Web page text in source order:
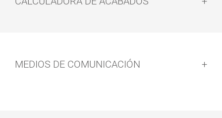
MEDIOS DE COMUNICACIÓN